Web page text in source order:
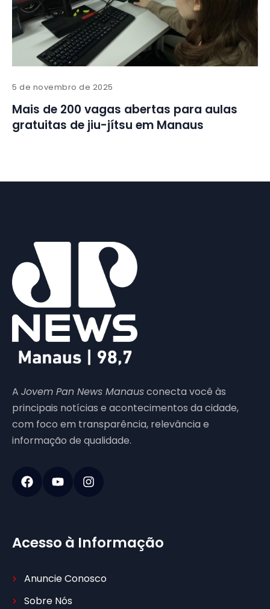
5 de novembro de 2025
Mais de 200 vagas abertas para aulas
gratuitas de jiu-jítsu em Manaus
A Jovem Pan News Manausconecta você às
principais notícias e acontecimentos da cidade,
com foco em transparência, relevância e
informação de qualidade.
Acesso à Informação
Anuncie Conosco
Sobre Nós